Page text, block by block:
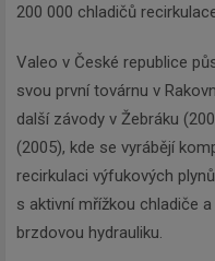
200 000 chladičů
Valeo v České republice
svou první továrnu v
další závody v Žebráku
(2005), kde se vyrábějí
recirkulaci výfukových
s aktivní mřížkou chladiče
brzdovou hydrauliku.